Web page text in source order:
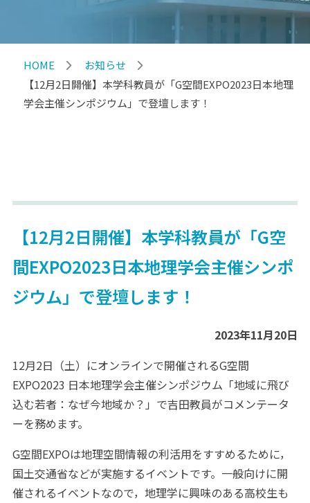
HOME
お知らせ
【12月2日開催】本学科教員が「G空間EXPO2023日本地理
学会主催シンポジウム」で登壇します！
【12月2日開催】本学科教員が「G空
間EXPO2023日本地理学会主催シンポ
ジウム」で登壇します！
2023年11月20日
12月2日（土）にオンラインで開催されるG空間
EXPO2023 日本地理学会主催シンポジウム「地域に飛び
込む若者：なぜ今地域か？」で吉田教員がコメンテータ
ーを務めます。
G空間EXPOは地理空間情報の利活用をすすめるために，
国土交通省などが実施するイベントです。一般向けに開
催されるイベントなので，地理学に興味のある高校生も